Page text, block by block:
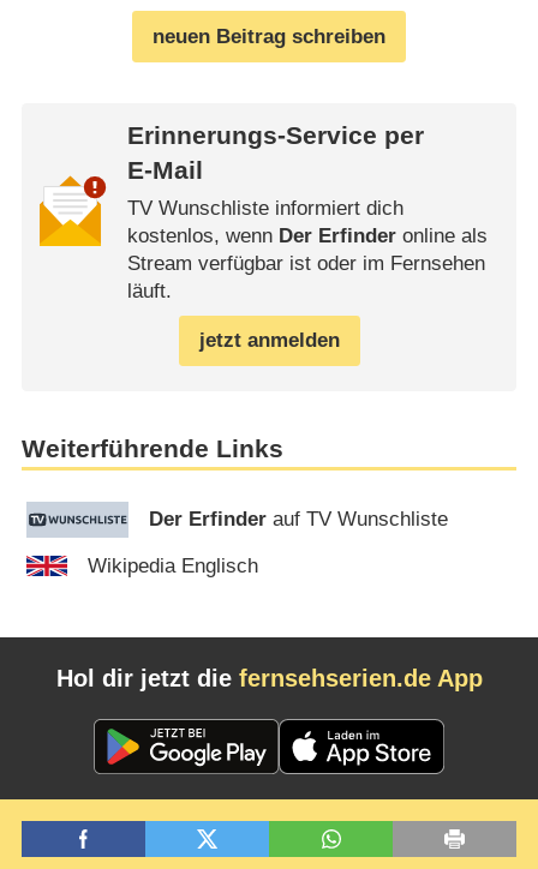
neuen Beitrag schreiben
Erinnerungs-Service per
E-Mail
TV Wunschliste informiert dich
kostenlos, wenn Der Erfinderonline als
Stream verfügbar ist oder im Fernsehen
läuft.
jetzt anmelden
Weiterführende Links
Der Erfinder auf TV Wunschliste
Wikipedia Englisch
Hol dir jetzt die fernsehserien.de App